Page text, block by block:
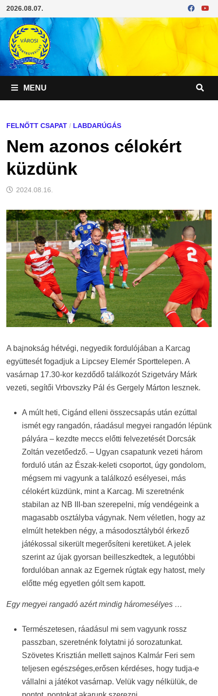
Skip
to
content
2026.08.07.
MENU
FELNŐTT CSAPAT/ LABDARÚGÁS
Nem azonos célokért
küzdünk
2024.08.16.
A bajnokság hétvégi, negyedik fordulójában a Karcag
együttesét fogadjuk a Lipcsey Elemér Sporttelepen. A
vasárnap 17.30-kor kezdődő találkozót Szigetváry Márk
vezeti, segítői Vrbovszky Pál és Gergely Márton lesznek.
A múlt heti, Cigánd elleni összecsapás után ezúttal
ismét egy rangadón, ráadásul megyei rangadón lépünk
pályára – kezdte meccs előtti felvezetését Dorcsák
Zoltán vezetőedző. – Ugyan csapatunk vezeti három
forduló után az Észak-keleti csoportot, úgy gondolom,
mégsem mi vagyunk a találkozó esélyesei, más
célokért küzdünk, mint a Karcag. Mi szeretnénk
stabilan az NB III-ban szerepelni, míg vendégeink a
magasabb osztályba vágynak. Nem véletlen, hogy az
elmúlt hetekben négy, a másodosztályból érkező
játékossal sikerült megerősíteni keretüket. A jelek
szerint az újak gyorsan beilleszkedtek, a legutóbbi
fordulóban annak az Egernek rúgtak egy hatost, mely
előtte még egyetlen gólt sem kapott.
Egy megyei rangadó azért mindig háromesélyes …
Természetesen, ráadásul mi sem vagyunk rossz
passzban, szeretnénk folytatni jó sorozatunkat.
Szövetes Krisztián mellett sajnos Kalmár Feri sem
teljesen egészséges,erősen kérdéses, hogy tudja-e
vállalni a játékot vasárnap. Velük vagy nélkülük, de